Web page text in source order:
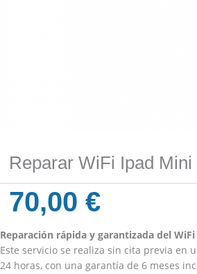
Reparar WiFi Ipad Mini
70,00€
Reparación rápida y garantizada del
Este servicio se realiza sin cita previa en
24 horas, con una garantía de 6 meses